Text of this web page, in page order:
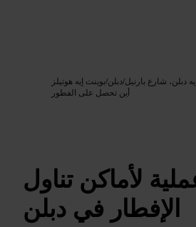
بوينت إيه هوتيلز/دبلن/دبلن، شارع بارنيل
أين تحصل على الفطور
لأماكن تناول
الإفطار في دبلن